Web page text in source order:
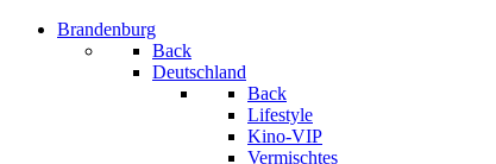
Brandenburg
Back
Deutschland
Back
Lifestyle
Kino-VIP
Vermischtes